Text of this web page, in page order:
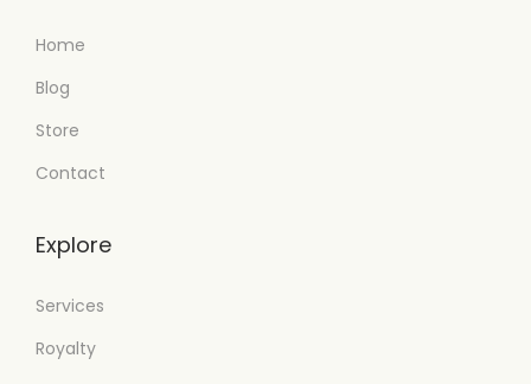
Home
Blog
Store
Contact
Explore
Services
Royalty